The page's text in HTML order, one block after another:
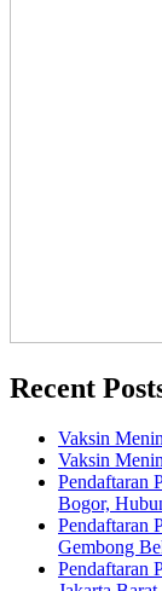
Recent
Vaksin
Vaksin
Pendaftaran
Bogor,
Pendaftaran
Gembong
Pendaftaran